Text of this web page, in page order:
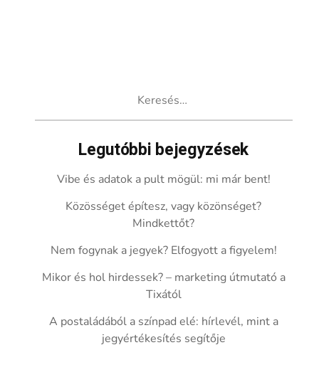
Legutóbbi bejegyzések
Vibe és adatok a pult mögül: mi már bent!
Közösséget építesz, vagy közönséget?
Mindkettőt?
Nem fogynak a jegyek? Elfogyott a figyelem!
Mikor és hol hirdessek? – marketing útmutató a
Tixától
A postaládából a színpad elé: hírlevél, mint a
jegyértékesítés segítője